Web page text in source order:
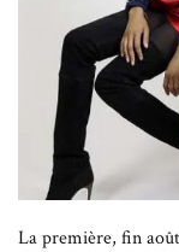
La première, fin